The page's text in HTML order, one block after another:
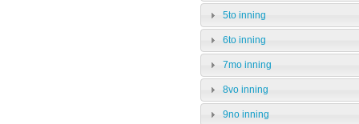
5to inning
6to inning
7mo inning
8vo inning
9no inning